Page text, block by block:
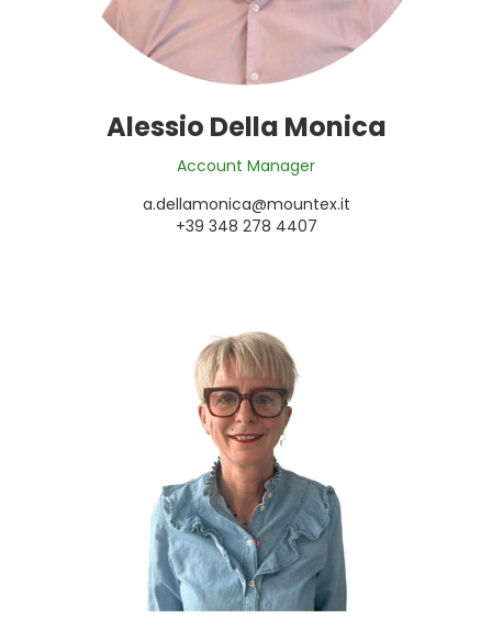
Alessio Della Monica
Account Manager
a.dellamonica@mountex.it
+39 348 278 4407